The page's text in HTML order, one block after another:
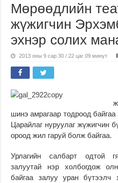
Мөрөөдлийн
жүжигчин
эхнэр солих
2013 оны 9 сар 30 / 22 цаг 09 минут
шинэ амрагаар тодроод байгаа
Царайлаг нуруулаг жүжигчин
ороод жил гаруй болж байгаа.
Урлагийн салбарт одтой
залуутай нэр холбогдож
байгаа залуу уран бүтээлч